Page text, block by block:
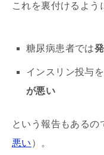
これを裏付けるよう
糖尿病患者では
インスリン投与
が悪い
という報告もある
悪い ）。